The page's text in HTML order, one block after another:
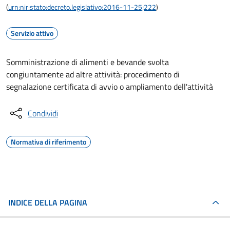
(urn:nir:stato:decreto.legislativo:2016-11-25;222)
Servizio attivo
Somministrazione di alimenti e bevande svolta
congiuntamente ad altre attività: procedimento di
segnalazione certificata di avvio o ampliamento dell'attività
Condividi
Normativa di riferimento
INDICE DELLA PAGINA